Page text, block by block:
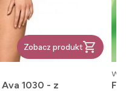
Zobacz produkt